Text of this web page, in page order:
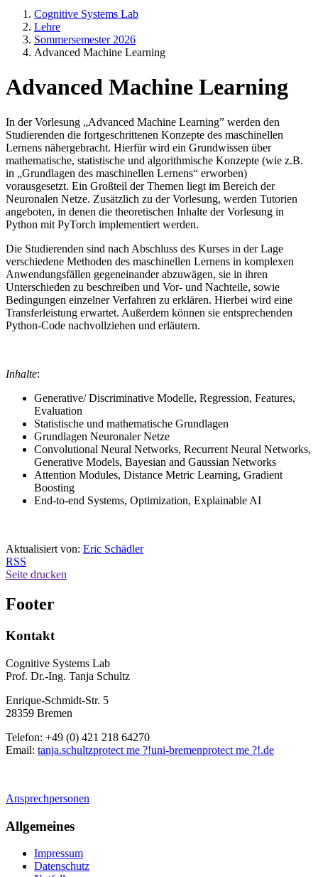
Cognitive Systems Lab
Lehre
Sommersemester 2026
Advanced Machine Learning
Advanced Machine Learning
In der Vorlesung „Advanced Machine Learning” werden den
Studierenden die fortgeschrittenen Konzepte des maschinellen
Lernens nähergebracht. Hierfür wird ein Grundwissen über
mathematische, statistische und algorithmische Konzepte (wie z.B.
in „Grundlagen des maschinellen Lernens“ erworben)
vorausgesetzt. Ein Großteil der Themen liegt im Bereich der
Neuronalen Netze. Zusätzlich zu der Vorlesung, werden Tutorien
angeboten, in denen die theoretischen Inhalte der Vorlesung in
Python mit PyTorch implementiert werden.
Die Studierenden sind nach Abschluss des Kurses in der Lage
verschiedene Methoden des maschinellen Lernens in komplexen
Anwendungsfällen gegeneinander abzuwägen, sie in ihren
Unterschieden zu beschreiben und Vor- und Nachteile, sowie
Bedingungen einzelner Verfahren zu erklären. Hierbei wird eine
Transferleistung erwartet. Außerdem können sie entsprechenden
Python-Code nachvollziehen und erläutern.
Inhalte:
Generative/ Discriminative Modelle, Regression, Features,
Evaluation
Statistische und mathematische Grundlagen
Grundlagen Neuronaler Netze
Convolutional Neural Networks, Recurrent Neural Networks,
Generative Models, Bayesian and Gaussian Networks
Attention Modules, Distance Metric Learning, Gradient
Boosting
End-to-end Systems, Optimization, Explainable AI
Aktualisiert von: Eric Schädler
RSS
Seite drucken
Footer
Kontakt
Cognitive Systems Lab
Prof. Dr.-Ing. Tanja Schultz
Enrique-Schmidt-Str. 5
28359 Bremen
Telefon: +49 (0) 421 218 64270
Email: tanja.schultzprotect me ?!uni-bremenprotect me ?!.de
Ansprechpersonen
Allgemeines
Impressum
Datenschutz